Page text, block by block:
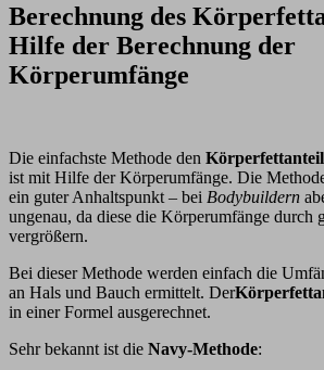
Berechnung des
Hilfe der Berechnung der
Körperumfänge
Die einfachste Methode den
ist mit Hilfe der Körperumfänge. Die
ein guter Anhaltspunkt – bei Bodybuildern
ungenau, da diese die Körperumfänge durch
vergrößern.
Bei dieser Methode werden einfach die
an Hals und Bauch ermittelt. Der
in einer Formel ausgerechnet.
Sehr bekannt ist die Navy-Methode: